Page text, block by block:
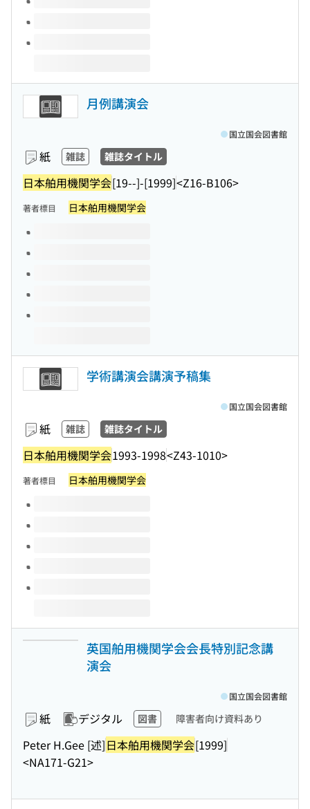
月例講演会
紙 雑誌 雑誌タイトル
日本舶用機関学会[19--]-[1999]<Z16-B106>
国立国会図書館
著者標目 日本舶用機関学会
このタイトルの巻号
学術講演会講演予稿集
紙 雑誌 雑誌タイトル
日本舶用機関学会1993-1998<Z43-1010>
国立国会図書館
著者標目 日本舶用機関学会
このタイトルの巻号
英国舶用機関学会会長特別記念講
演会
紙 デジタル 図書 障害者向け資料あり
Peter H.Gee [述]日本舶用機関学会[1999]
<NA171-G21>
国立国会図書館